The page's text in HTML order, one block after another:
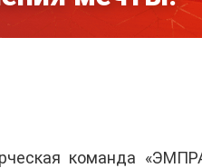
команда